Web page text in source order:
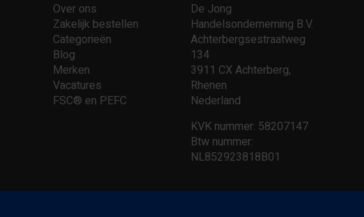
Over ons
Zakelijk bestellen
Categorieën
Blog
Merken
Vacatures
FSC® en PEFC
De Jong
Handelsonderneming B.V.
Achterbergsestraatweg
134
3911 CX Achterberg,
Rhenen
Nederland
KVK nummer: 58207147
Btw nummer:
NL852923818B01